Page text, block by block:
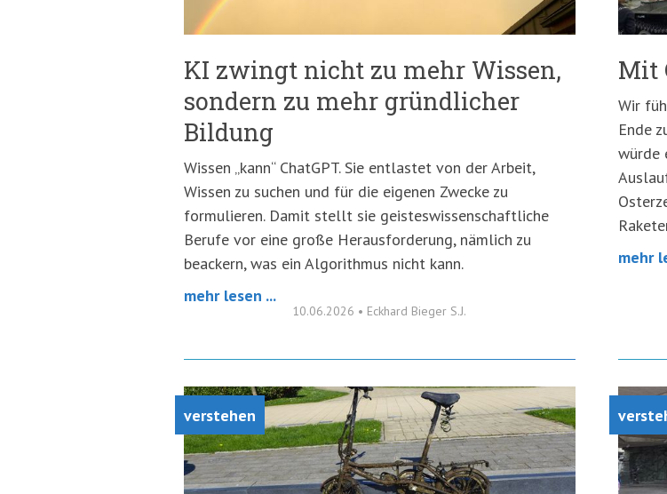
KI zwingt nicht zu mehr Wissen,
sondern zu mehr gründlicher
Bildung
Wissen „kann“ ChatGPT. Sie entlastet von der Arbeit,
Wissen zu suchen und für die eigenen Zwecke zu
formulieren. Damit stellt sie geisteswissenschaftliche
Berufe vor eine große Herausforderung, nämlich zu
beackern, was ein Algorithmus nicht kann.
mehr lesen ...
10.06.2026 • Eckhard Bieger S.J.
Mit
Wir
Ende
würde
mehr
verstehen